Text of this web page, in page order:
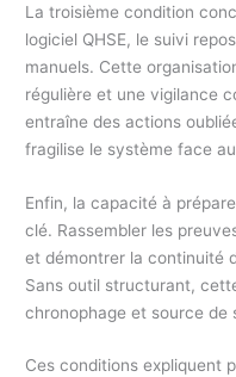
La troisième condition
logiciel QHSE, le suivi
manuels. Cette
régulière et une vigilance
entraîne des actions
fragilise le système face
Enfin, la capacité à
clé. Rassembler les
et démontrer la continuité
Sans outil structurant,
chronophage et source de
Ces conditions expliquent